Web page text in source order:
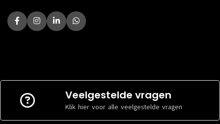
gespecificeerd
ATX VERSIE 2.40
AANSLUITINGEN
3x
AANSLUITINGEN
AANSLUITINGEN
SATA
AANSLUITINGEN
Veelgestelde vragen
Klik hier voor alle veelgestelde vragen